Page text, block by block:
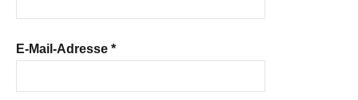
E-Mail-Adresse *